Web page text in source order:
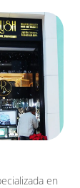
en